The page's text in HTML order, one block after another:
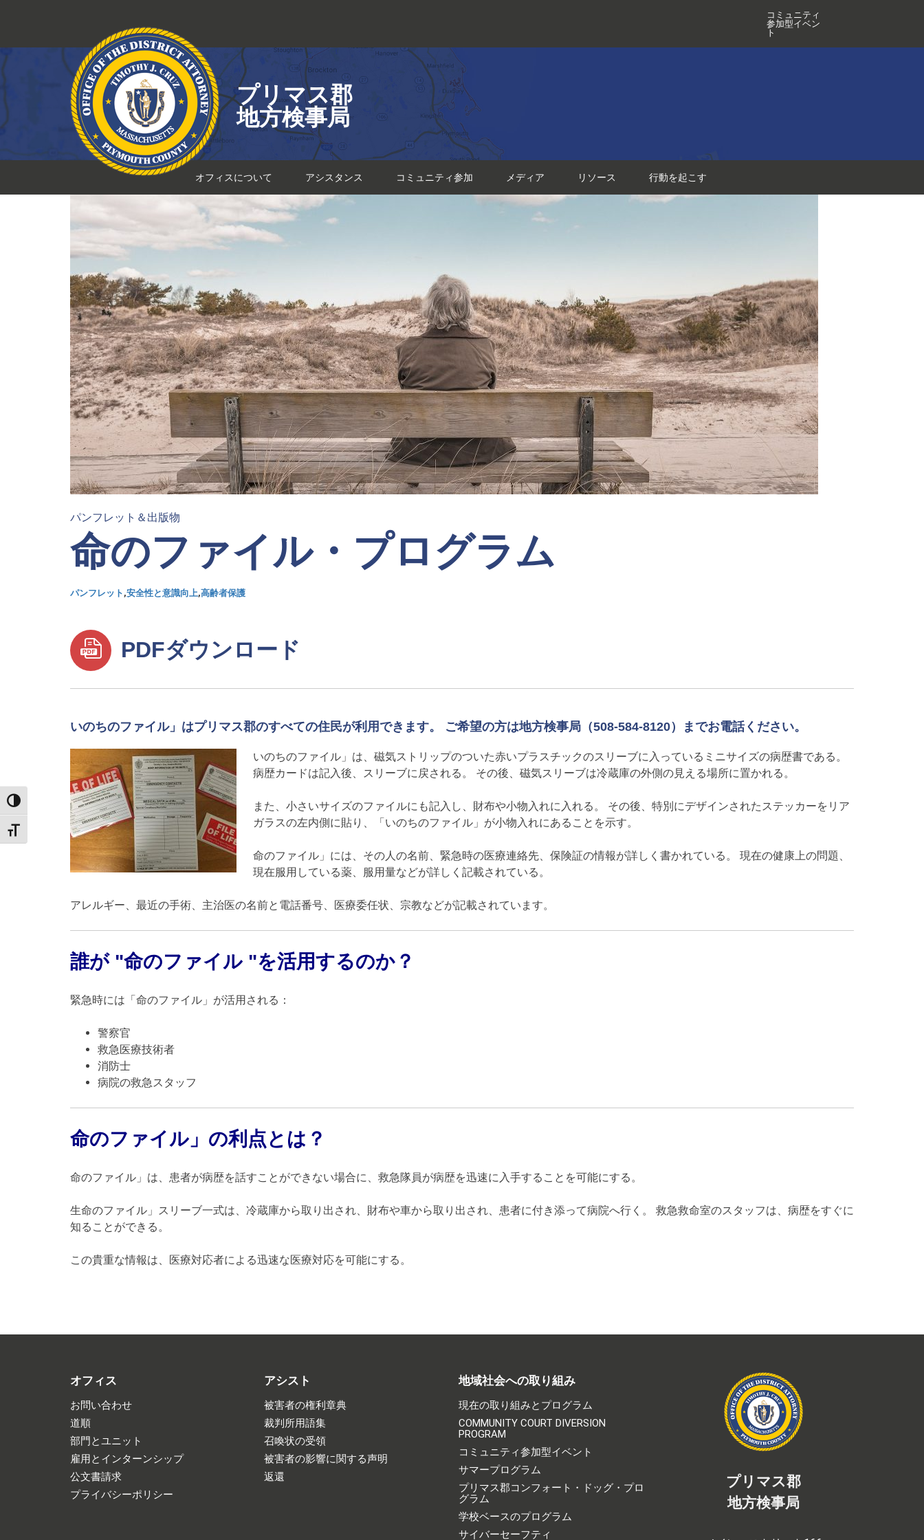
TOGGLE HIGH CONTRAST
TOGGLE FONT SIZE
ン
ツ
ス
キ
コミュニティ
参加型イベン
ト
プリマス郡
地方検事局
オフィスについて アシスタンス コミュニティ参加 メディア リソース 行動を起こす
パンフレット＆出版物
命のファイル・プログラム
パンフレット ,安全性と意識向上,高齢者保護
PDFダウンロード
いのちのファイル」はプリマス郡のすべての住民が利用できます。 ご希望の方は地方検事局（508-584-8120）までお電話ください。
いのちのファイル」は、磁気ストリップのついた赤いプラスチックのスリーブに入っているミニサイズの病歴書である。
病歴カードは記入後、スリーブに戻される。 その後、磁気スリーブは冷蔵庫の外側の見える場所に置かれる。
また、小さいサイズのファイルにも記入し、財布や小物入れに入れる。 その後、特別にデザインされたステッカーをリア
ガラスの左内側に貼り、「いのちのファイル」が小物入れにあることを示す。
命のファイル」には、その人の名前、緊急時の医療連絡先、保険証の情報が詳しく書かれている。 現在の健康上の問題、
現在服用している薬、服用量などが詳しく記載されている。
アレルギー、最近の手術、主治医の名前と電話番号、医療委任状、宗教などが記載されています。
誰が "命のファイル "を活用するのか？
緊急時には「命のファイル」が活用される：
警察官
救急医療技術者
消防士
病院の救急スタッフ
命のファイル」の利点とは？
命のファイル」は、患者が病歴を話すことができない場合に、救急隊員が病歴を迅速に入手することを可能にする。
生命のファイル」スリーブ一式は、冷蔵庫から取り出され、財布や車から取り出され、患者に付き添って病院へ行く。 救急救命室のスタッフは、病歴をすぐに
知ることができる。
この貴重な情報は、医療対応者による迅速な医療対応を可能にする。
オフィス
お問い合わせ
道順
部門とユニット
雇用とインターンシップ
公文書請求
プライバシーポリシー
アシスト
被害者の権利章典
裁判所用語集
召喚状の受領
被害者の影響に関する声明
返還
地域社会への取り組み
現在の取り組みとプログラム
COMMUNITY COURT DIVERSION
PROGRAM
コミュニティ参加型イベント
サマープログラム
プリマス郡コンフォート・ドッグ・プロ
グラム
学校ベースのプログラム
サイバーセーフティ
プリマス郡
地方検事局